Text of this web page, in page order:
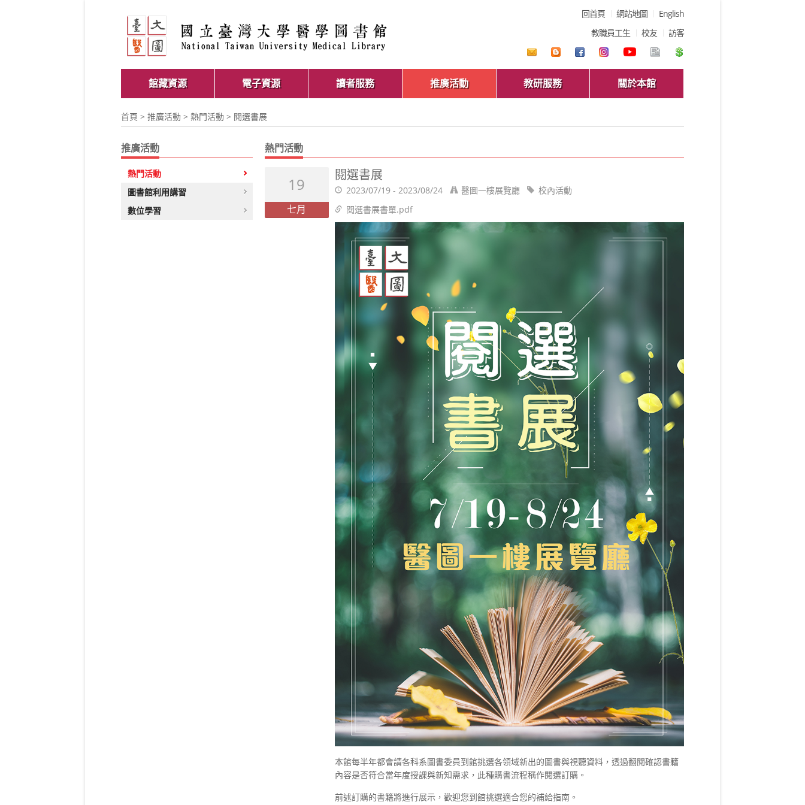
回首頁 網站地圖
English
教職員工生
校友 訪客
館藏資源 電子資源 讀者服務 推廣活動 教研服務 關於本館
首頁 > 推廣活動 > 熱門活動 > 閱選書展
推廣活動
熱門活動
圖書館利用講習
數位學習
熱門活動
19
七月
閱選書展
2023/07/19 - 2023/08/24 醫圖一樓展覽廳
校內活動
閱選書展書單.pdf
本館每半年都會請各科系圖書委員到館挑選各領域新出的圖書與視聽資料，透過翻閱確認書籍
內容是否符合當年度授課與新知需求，此種購書流程稱作閱選訂購。
前述訂購的書籍將進行展示，歡迎您到館挑選適合您的補給指南。